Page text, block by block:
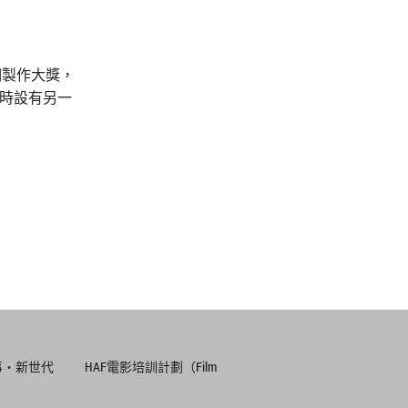
作大獎，
設有另一
‧新世代
HAF電影培訓計劃（Film